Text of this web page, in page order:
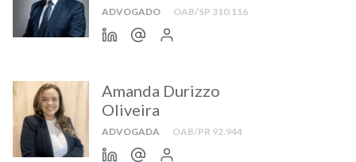
ADVOGADO OAB/SP 310.116
Amanda Durizzo
Oliveira
ADVOGADA OAB/PR 92.944